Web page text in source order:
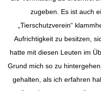
zugeben. Es ist auch
„Tierschutzverein“
Aufrichtigkeit zu besitzen,
hatte mit diesen Leuten im
Grund mich so zu
gehalten, als ich erfahren